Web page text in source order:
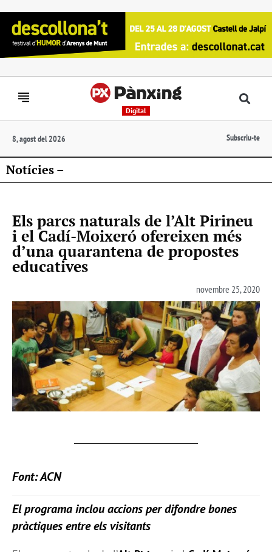
Digital
8, agost del 2026 Subscriu-te
Notícies –
Els parcs naturals de l’Alt Pirineu
i el Cadí-Moixeró ofereixen més
d’una quarantena de propostes
educatives
novembre 25, 2020
Font: ACN
El programa inclou accions per difondre bones
pràctiques entre els visitants